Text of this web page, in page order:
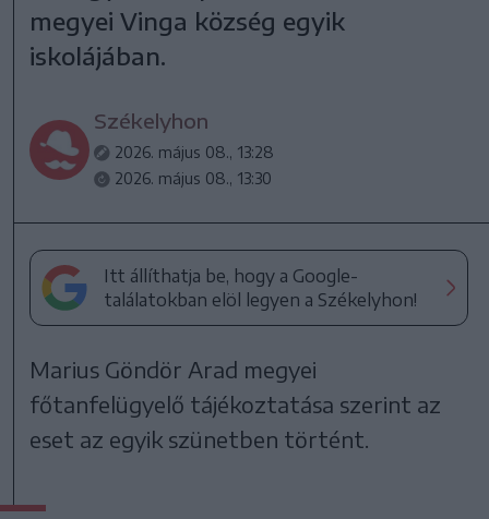
megyei Vinga község egyik
iskolájában.
Székelyhon
2026. május 08., 13:28
2026. május 08., 13:30
Itt állíthatja be, hogy a Google-
találatokban elöl legyen a Székelyhon!
Marius Göndör Arad megyei
főtanfelügyelő tájékoztatása szerint az
eset az egyik szünetben történt.